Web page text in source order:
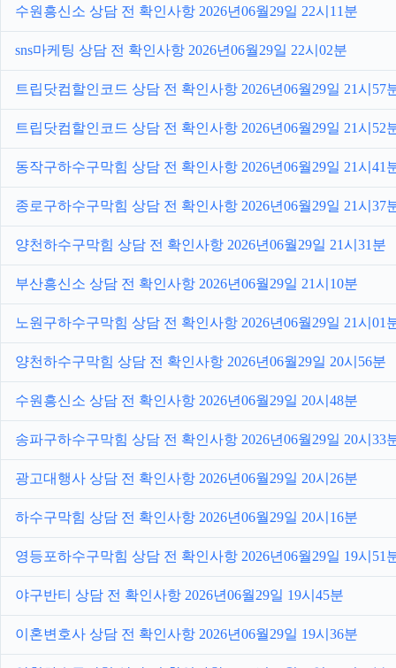
수원흥신소 상담 전 확인사항 2026년06월29일 22시11분
sns마케팅 상담 전 확인사항 2026년06월29일 22시02분
트립닷컴할인코드 상담 전 확인사항 2026년06월29일 21시57
트립닷컴할인코드 상담 전 확인사항 2026년06월29일 21시52
동작구하수구막힘 상담 전 확인사항 2026년06월29일 21시41
종로구하수구막힘 상담 전 확인사항 2026년06월29일 21시37
양천하수구막힘 상담 전 확인사항 2026년06월29일 21시31분
부산흥신소 상담 전 확인사항 2026년06월29일 21시10분
노원구하수구막힘 상담 전 확인사항 2026년06월29일 21시01
양천하수구막힘 상담 전 확인사항 2026년06월29일 20시56분
수원흥신소 상담 전 확인사항 2026년06월29일 20시48분
송파구하수구막힘 상담 전 확인사항 2026년06월29일 20시33
광고대행사 상담 전 확인사항 2026년06월29일 20시26분
하수구막힘 상담 전 확인사항 2026년06월29일 20시16분
영등포하수구막힘 상담 전 확인사항 2026년06월29일 19시51
야구반티 상담 전 확인사항 2026년06월29일 19시45분
이혼변호사 상담 전 확인사항 2026년06월29일 19시36분